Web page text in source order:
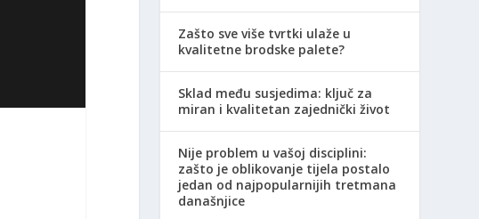
Zašto sve više tvrtki ulaže u
kvalitetne brodske palete?
Sklad među susjedima: ključ za
miran i kvalitetan zajednički život
Nije problem u vašoj disciplini:
zašto je oblikovanje tijela postalo
jedan od najpopularnijih tretmana
današnjice